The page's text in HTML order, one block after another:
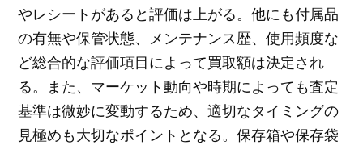
やレシートがあると評価は上がる。他にも付属品
の有無や保管状態、メンテナンス歴、使用頻度な
ど総合的な評価項目によって買取額は決定され
る。また、マーケット動向や時期によっても査定
基準は微妙に変動するため、適切なタイミングの
見極めも大切なポイントとなる。保存箱や保存袋